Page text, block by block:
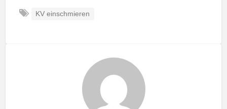
KV einschmieren